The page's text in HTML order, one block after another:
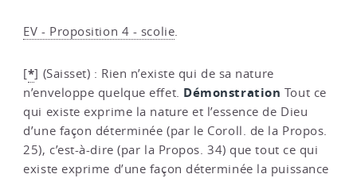
EV - Proposition 4 - scolie.
[*] (Saisset) : Rien n’existe qui de sa nature
n’enveloppe quelque effet. Démonstration Tout ce
qui existe exprime la nature et l’essence de Dieu
d’une façon déterminée (par le Coroll. de la Propos.
25), c’est-à-dire (par la Propos. 34) que tout ce qui
existe exprime d’une façon déterminée la puissance